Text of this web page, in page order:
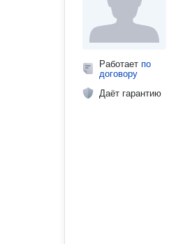
Работает по
договору
Даёт гарантию